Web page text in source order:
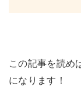
この記事を読め
になります！